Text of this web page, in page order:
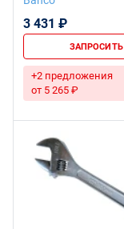
3 431 ₽
ЗАПРОСИТЬ
+2 предложения
от 5 265 ₽